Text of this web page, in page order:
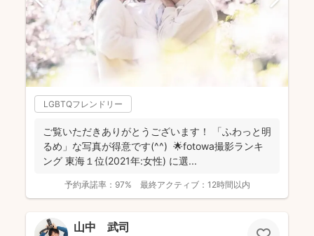
LGBTQフレンドリー
ご覧いただきありがとうございます！ 「ふわっと明
るめ」な写真が得意です(^^) 🌟fotowa撮影ランキ
ング 東海１位(2021年:女性) に選...
予約承諾率： 97% 最終アクティブ： 12時間以内
山中 武司